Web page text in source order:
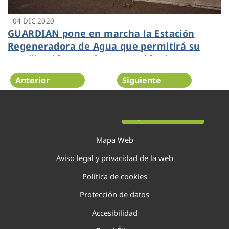
04 DIC 2020
GUARDIAN pone en marcha la Estación
Regeneradora de Agua que permitirá su
reutilización para la prevención de
incendios forestales
Anterior Siguiente
Mapa Web
Aviso legal y privacidad de la web
Política de cookies
Protección de datos
Accesibilidad